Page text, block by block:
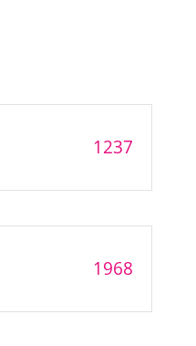
1237
1968